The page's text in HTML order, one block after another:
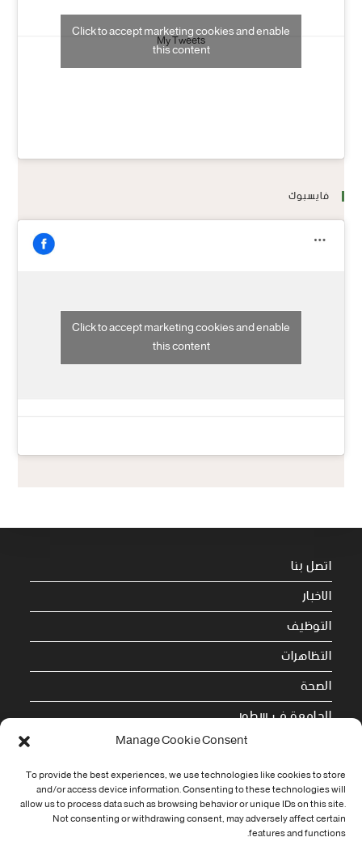
Manage Cookie Consent
To provide the best experiences, we use technologies like cookies to store
and/or access device information. Consenting to these technologies will
allow us to process data such as browsing behavior or unique IDs on this site.
Not consenting or withdrawing consent, may adversely affect certain
features and functions.
My Tweets
Click to accept marketing cookies and enable
this content
فايسبوك
Click to accept marketing cookies and enable
this content
اتصل بنا
الاخبار
التوظيف
التظاهرات
الصحة
الجامعة في سطور
Cookie Policy (EU)
معلومات الاتصال
Address:
جامعة العربي التبسي طريق قسنطينة - تبسة